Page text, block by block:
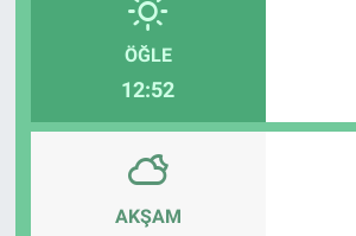
ÖĞLE
12:52
AKŞAM
Magazin
Bilim ve Teknoloji